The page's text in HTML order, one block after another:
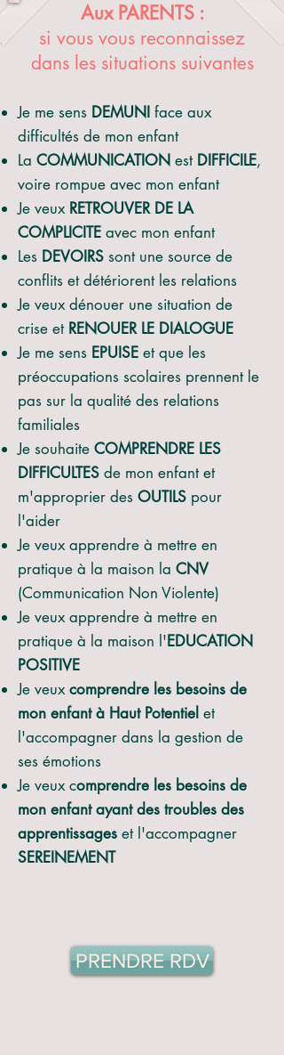
Aux PARENTS :
si vous vous reconnaissez
dans les situations suivantes
Je me sens DEMUNI face aux
difficultés de mon enfant
La COMMUNICATION est DIFFICILE,
voire rompue avec mon enfant
Je veux RETROUVER DE LA
COMPLICITE avec mon enfant
Les DEVOIRS sont une source de
conflits et détériorent les relations
Je veux dénouer une situation de
crise et RENOUER LE DIALOGUE
Je me sens EPUISE et que les
préoccupations scolaires prennent le
pas sur la qualité des relations
familiales
Je souhaite COMPRENDRE LES
DIFFICULTES de mon enfant et
m'approprier des OUTILS pour
l'aider
Je veux apprendre à mettre en
pratique à la maison la CNV
(Communication Non Violente)
Je veux apprendre à mettre en
pratique à la maison l'EDUCATION
POSITIVE
Je veuxcomprendre les besoins de
mon enfant à Haut Potentiel et
l'accompagner dans la gestion de
ses émotions
Je veux comprendre les besoins de
mon enfant ayant des troubles des
apprentissages et l'accompagner
SEREINEMENT
PRENDRE RDV